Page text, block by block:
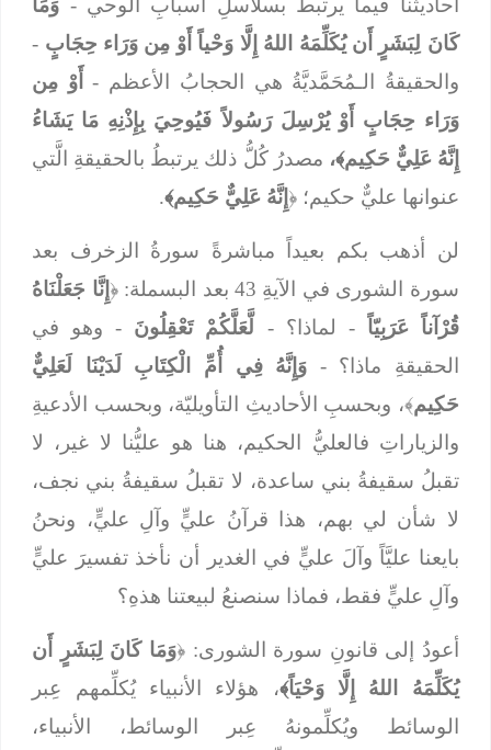
كَانَ لِبَشَرٍ أَن يُكَلِّمَهُ اللهُ إِلَّا وَحْياً أَوْ مِن وَرَاء حِجَابٍ-
والحقيقةُ الـمُحَمَّديَّةُ هي الحجابُ الأعظم - أَوْ مِن
وَرَاء حِجَابٍ أَوْ يُرْسِلَ رَسُولاً فَيُوحِيَ بِإِذْنِهِ مَا يَشَاءُ
إِنَّهُ عَلِيٌّ حَكِيم﴾،مصدرُ كُلُّ ذلك يرتبطُ بالحقيقةِ الَّتي
عنوانها عليٌّ حكيم؛ ﴿إِنَّهُ عَلِيٌّ حَكِيم﴾.
لن أذهب بكم بعيداً مباشرةً سورةُ الزخرف بعد
سورة الشورى في الآيةِ 43 بعد البسملة: ﴿
إِنَّا جَعَلْنَاهُ
قُرْآناً عَرَبِيّاً - لماذا؟ - لَّعَلَّكُمْ تَعْقِلُونَ- وهو في
الحقيقةِ ماذا؟ - وَإِنَّهُ فِي أُمِّ الْكِتَابِ لَدَيْنَا لَعَلِيٌّ
حَكِيم﴾، وبحسبِ الأحاديثِ التأويليّة، وبحسب الأدعيةِ
والزياراتِ فالعليُّ الحكيم، هنا هو عليُّنا لا غير، لا
تقبلُ سقيفةُ بني ساعدة، لا تقبلُ سقيفةُ بني نجف،
لا شأن لي بهم، هذا قرآنُ عليٍّ وآلِ عليٍّ، ونحنُ
بايعنا عليَّاً وآلَ عليٍّ في الغدير أن نأخذ تفسيرَ عليٍّ
وآلِ عليٍّ فقط، فماذا سنصنعُ لبيعتنا هذهِ؟
أعودُ إلى قانونِ سورة الشورى: ﴿وَمَا كَانَ لِبَشَرٍ أَن
يُكَلِّمَهُ اللهُ إِلَّا وَحْيَاً﴾، هؤلاء الأنبياء يُكلِّمهم عِبر
الوسائط ويُكلِّمونهُ عِبر الوسائط، الأنبياء،